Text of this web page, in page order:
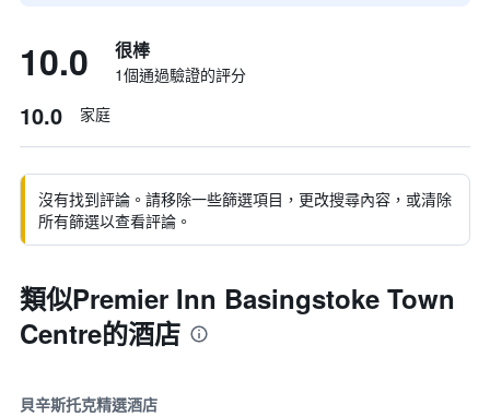
10.0 很棒
1個通過驗證的評分
10.0 家庭
沒有找到評論。請移除一些篩選項目，更改搜尋內容，或清除
所有篩選以查看評論。
類似Premier Inn Basingstoke Town
Centre的酒店
貝辛斯托克精選酒店